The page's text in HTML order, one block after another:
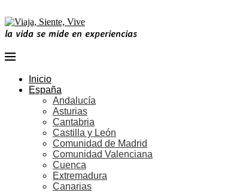
la vida se mide en experiencias
Inicio
España
Andalucía
Asturias
Cantabria
Castilla y León
Comunidad de Madrid
Comunidad Valenciana
Cuenca
Extremadura
Canarias